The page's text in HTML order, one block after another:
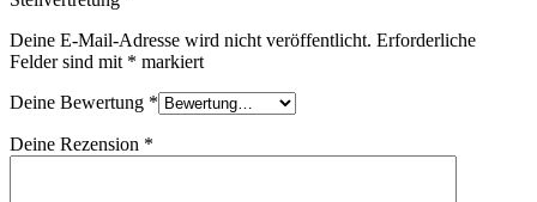
Deine E-Mail-Adresse wird nicht veröffentlicht. Erforderliche
Felder sind mit * markiert
Deine Bewertung *
Deine Rezension *